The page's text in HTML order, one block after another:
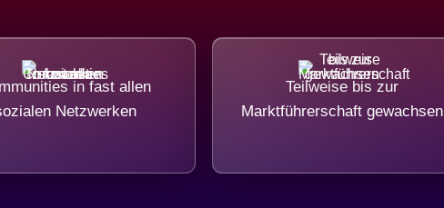
in fast allen
Netzwerken
Teilweise bis zur
Marktführerschaft gewachsen